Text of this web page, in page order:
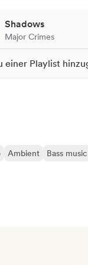
Shadows
Major Crimes
einer Playlist
Ambient
Bass music